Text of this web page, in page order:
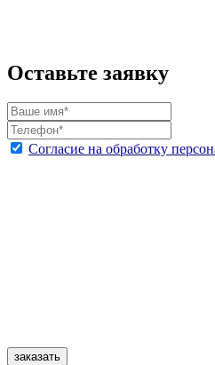
Оставьте заявку
Согласие на обработку
заказать